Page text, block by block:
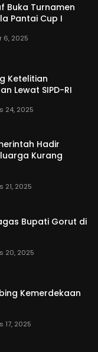
Buka Turnamen
Pantai Cup I
6, 2025
Ketelitian
Lewat SIPD-RI
24, 2025
Hadir
Kurang
21, 2025
Bupati Gorut di
20, 2025
Kemerdekaan
17, 2025